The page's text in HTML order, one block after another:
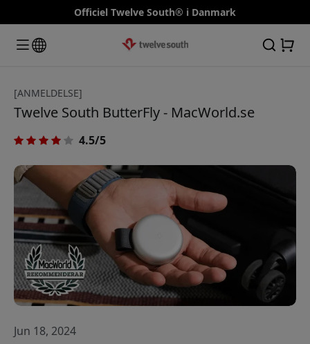
Officiel Twelve South® i Danmark
[ANMELDELSE]
Twelve South ButterFly - MacWorld.se
4.5/5
Jun 18, 2024